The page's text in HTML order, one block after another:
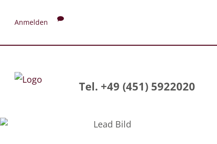
Anmelden
Tel. +49 (451) 5922020